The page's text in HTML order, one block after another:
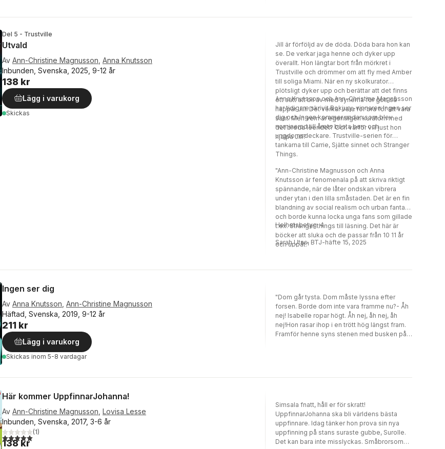
Del 5 - Trustville
Utvald
Av Ann-Christine Magnusson Anna Knutsson
Inbunden, Svenska, 2025, 9-12 år
138 kr
Lägg i varukorg
Skickas
Jill är förföljd av de döda. Döda bara hon kan
se. De verkar jaga henne och dyker upp
överallt. Hon längtar bort från mörkret i
Trustville och drömmer om att fly med Amber
till soliga Miami. När en ny skolkurator
plötsligt dyker upp och berättar att det finns
ett sätt att bli av med synerna för gott så
nappar Jill. Det verkar vara för bra för att vara
sant. Men vem är egentligen kuratorn med
det breda leendet? Och varför vill just hon
hjälpa Jill?
Anna Knutsson och Ann-Christine Magnusson
har tidigare skrivit Bokjury-vinnaren Ingen ser
dig och Ingen kommer undan som blev
nominerad till årets bästa barn och
ungdomsdeckare. Trustville-serien för
tankarna till Carrie, Sjätte sinnet och Stranger
Things.
"Ann-Christine Magnusson och Anna
Knutsson är fenomenala på att skriva riktigt
spännande, när de låter ondskan vibrera
under ytan i den lilla småstaden. Det är en fin
blandning av social realism och urban fantasy
och borde kunna locka unga fans som gillade
t.ex. Stranger things till läsning. Det här är
böcker att sluka och de passar från 10 11 år
och uppåt."
Helhetsbetyg: 4.
Sarah Utas, BTJ-häfte 15, 2025
Ingen ser dig
Av Anna Knutsson Ann-Christine Magnusson
Häftad, Svenska, 2019, 9-12 år
211 kr
Lägg i varukorg
Skickas inom 5-8 vardagar
"Dom går tysta. Dom måste lyssna efter
forsen. Borde dom inte vara framme nu?- Åh
nej! Isabelle ropar högt. Åh nej, åh nej, åh
nej!Hon rasar ihop i en trött hög längst fram.
Framför henne syns stenen med busken på
de flesta verkar ganska tråkiga och dryga.
skogen händer det som inte får hända -
Kenneth Klack försvinner spårlöst. Barnen är
plötsligt helt ensamma, vilse utan vare sig
mat eller vatten.Det hela blir inte mindre
läskigt av att de vet att några fångar har rymt
Här kommer UppfinnarJohanna!
Av Ann-Christine Magnusson Lovisa Lesse
Inbunden, Svenska, 2017, 3-6 år
5,0utav 5 stjärnor. Totalt antal röster:
(1)
138 kr
Simsala fnatt, håll er för skratt!
UppfinnarJohanna ska bli världens bästa
uppfinnare. Idag tänker hon prova sin nya
uppfinning på stans suraste gubbe, Surolle.
Det kan bara inte misslyckas. Småbrorsorna